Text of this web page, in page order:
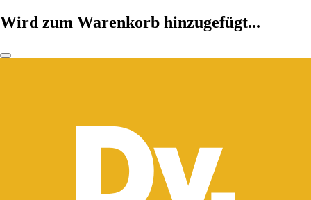
Wird zum Warenkorb hinzugefügt...